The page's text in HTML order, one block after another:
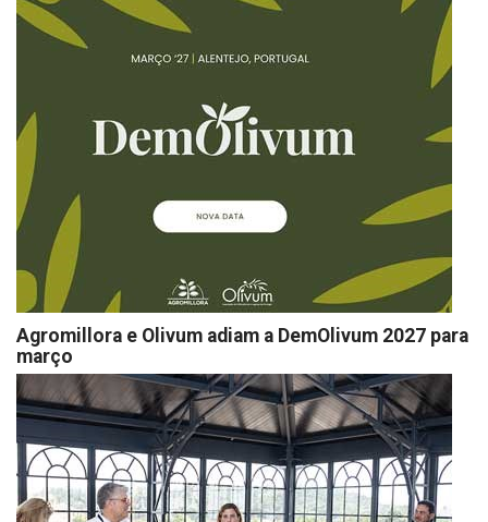
Agromillora e Olivum adiam a DemOlivum 2027 para
março